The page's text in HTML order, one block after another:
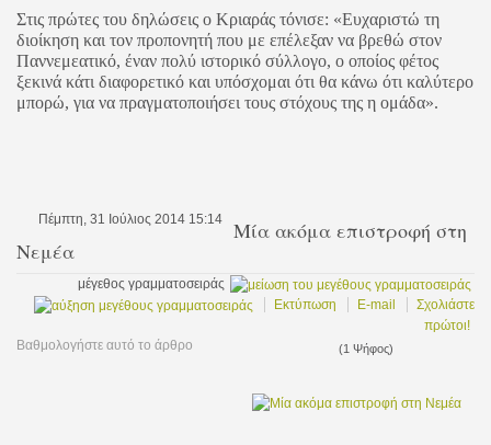
Στις πρώτες του δηλώσεις ο Κριαράς τόνισε: «Ευχαριστώ τη
διοίκηση και τον προπονητή που με επέλεξαν να βρεθώ στον
Παννεμεατικό, έναν πολύ ιστορικό σύλλογο, ο οποίος φέτος
ξεκινά κάτι διαφορετικό και υπόσχομαι ότι θα κάνω ότι καλύτερο
μπορώ, για να πραγματοποιήσει τους στόχους της η ομάδα».
Πέμπτη, 31 Ιούλιος 2014 15:14 Μία ακόμα επιστροφή στη
Νεμέα
μέγεθος γραμματοσειράς
Εκτύπωση
E-mail
Σχολιάστε
πρώτοι!
Βαθμολογήστε αυτό το άρθρο
(1 Ψήφος)